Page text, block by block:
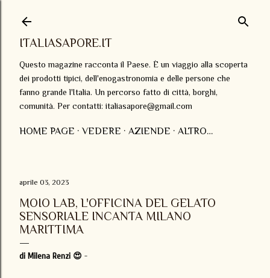
ITALIASAPORE.IT
Questo magazine racconta il Paese. È un viaggio alla scoperta
dei prodotti tipici, dell'enogastronomia e delle persone che
fanno grande l'Italia. Un percorso fatto di città, borghi,
comunità. Per contatti: italiasapore@gmail.com
HOME PAGE VEDERE AZIENDE ALTRO…
aprile 03, 2023
MOIO LAB, L'OFFICINA DEL GELATO
SENSORIALE INCANTA MILANO
MARITTIMA
di Milena Renzi 😍 -